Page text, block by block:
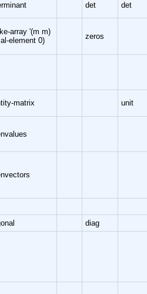
det det
array '(m m)
element 0)
zeros
matrix unit
diag